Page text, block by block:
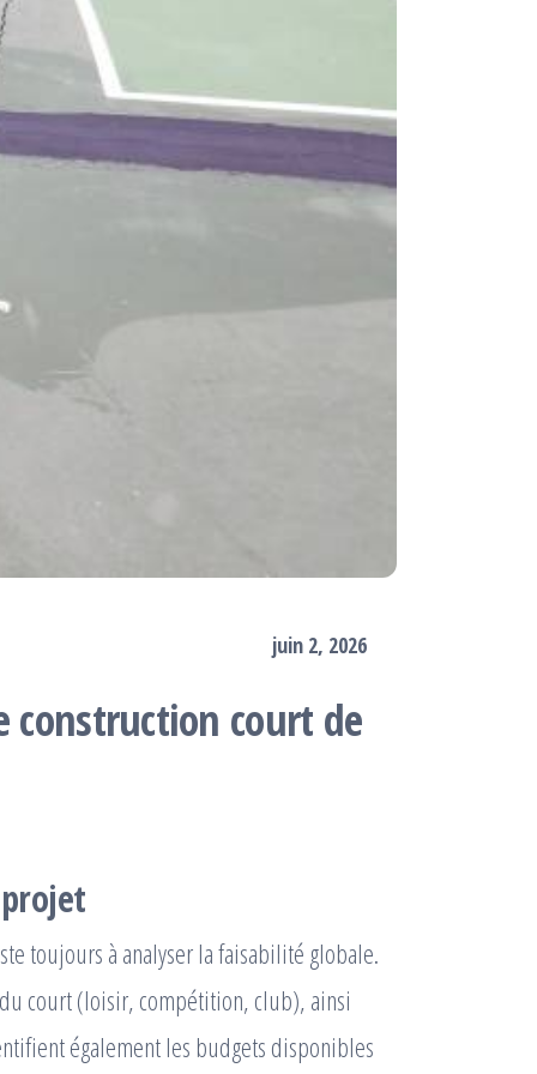
juin 2, 2026
construction court de
toujours à analyser la faisabilité globale.
court (loisir, compétition, club), ainsi
également les budgets disponibles